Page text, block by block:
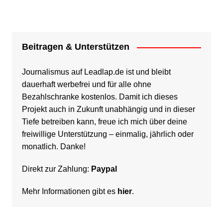
Beitragen & Unterstützen
Journalismus auf Leadlap.de ist und bleibt
dauerhaft werbefrei und für alle ohne
Bezahlschranke kostenlos. Damit ich dieses
Projekt auch in Zukunft unabhängig und in dieser
Tiefe betreiben kann, freue ich mich über deine
freiwillige Unterstützung – einmalig, jährlich oder
monatlich. Danke!
Direkt zur Zahlung: Paypal
Mehr Informationen gibt es hier.